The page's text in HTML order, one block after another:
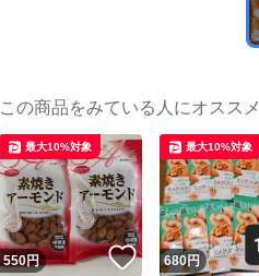
この商品をみている人にオススメ
550円 いいね！
最大10%対象
680円
最大10%対象